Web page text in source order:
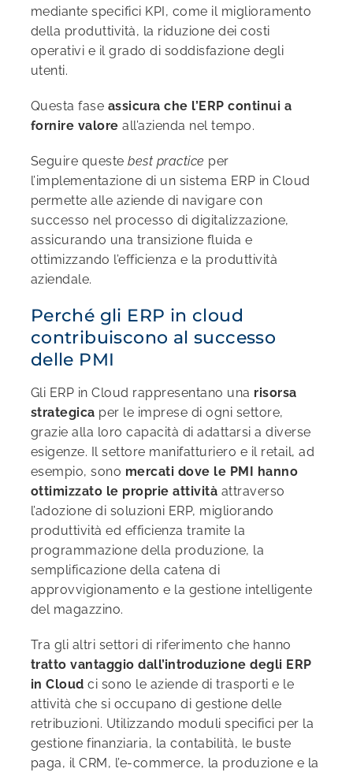
mediante specifici KPI, come il miglioramento
della produttività, la riduzione dei costi
operativi e il grado di soddisfazione degli
utenti.
Questa fase assicura che l’ERP continui a
fornire valore all’azienda nel tempo.
Seguire questebest practice per
l’implementazione di un sistema ERP in Cloud
permette alle aziende di navigare con
successo nel processo di digitalizzazione,
assicurando una transizione fluida e
ottimizzando l’efficienza e la produttività
aziendale.
Perché gli ERP in cloud
contribuiscono al successo
delle PMI
Gli ERP in Cloud rappresentano una risorsa
strategica per le imprese di ogni settore,
grazie alla loro capacità di adattarsi a diverse
esigenze. Il settore manifatturiero e il retail, ad
esempio, sono mercati dove le PMI hanno
ottimizzato le proprie attività attraverso
l’adozione di soluzioni ERP, migliorando
produttività ed efficienza tramite la
programmazione della produzione, la
semplificazione della catena di
approvvigionamento e la gestione intelligente
del magazzino.
Tra gli altri settori di riferimento che hanno
tratto vantaggio dall’introduzione degli ERP
in Cloud ci sono le aziende di trasporti e le
attività che si occupano di gestione delle
retribuzioni. Utilizzando moduli specifici per la
gestione finanziaria, la contabilità, le buste
paga, il CRM, l’e-commerce, la produzione e la